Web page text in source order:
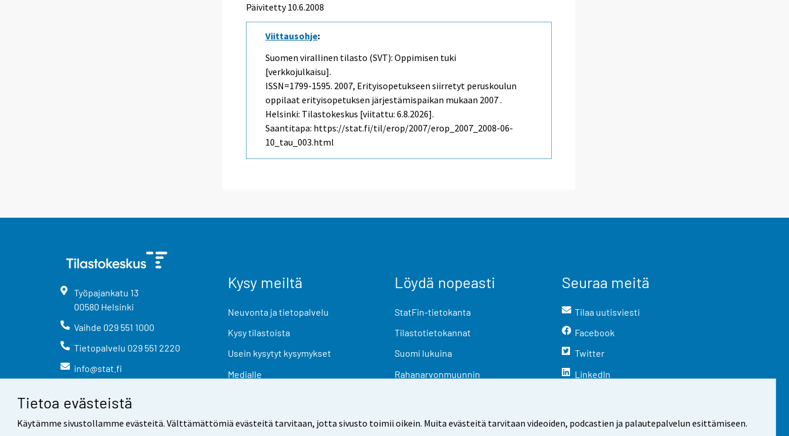
Tietoa evästeistä
Käytämme sivustollamme evästeitä. Välttämättömiä evästeitä tarvitaan, jotta sivusto toimii oikein. Muita evästeitä tarvitaan videoiden, podcastien ja palautepalvelun esittämiseen.
Päivitetty10.6.2008
Viittausohje:
Suomen virallinen tilasto (SVT): Oppimisen tuki
[verkkojulkaisu].
ISSN=1799-1595. 2007, Erityisopetukseen siirretyt peruskoulun
oppilaat erityisopetuksen järjestämispaikan mukaan 2007 .
Helsinki: Tilastokeskus [viitattu: 6.8.2026].
Saantitapa: https://stat.fi/til/erop/2007/erop_2007_2008-06-
10_tau_003.html
Työpajankatu 13
00580 Helsinki
Vaihde 029 551 1000
Tietopalvelu 029 551 2220
info@stat.fi
Kysy meiltä
Neuvonta ja tietopalvelu
Kysy tilastoista
Usein kysytyt kysymykset
Medialle
Löydä nopeasti
StatFin-tietokanta
Tilastotietokannat
Suomi lukuina
Rahanarvonmuunnin
Seuraa meitä
Tilaa uutisviesti
Facebook
Twitter
LinkedIn